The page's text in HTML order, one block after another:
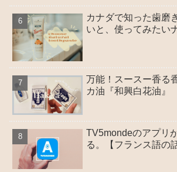
カナダで知った歯磨
いと、使ってみたい
万能！スースー香る
カ油『和興白花油』
TV5mondeのアプリ
る。【フランス語の